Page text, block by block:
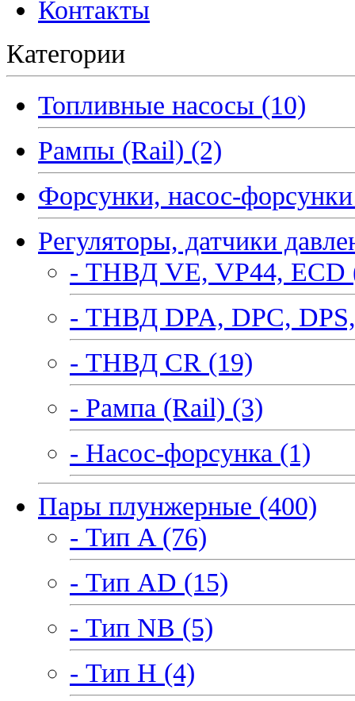
Контакты
Категории
Топливные насосы (10)
Рампы (Rail) (2)
Форсунки, насос-
Регуляторы, датчики
- ТНВД VE, VP44, ECD
- ТНВД DPA, DPC,
- ТНВД CR (19)
- Рампа (Rail) (3)
- Насос-форсунка (1)
Пары плунжерные (400)
- Тип A (76)
- Тип AD (15)
- Тип NB (5)
- Тип H (4)